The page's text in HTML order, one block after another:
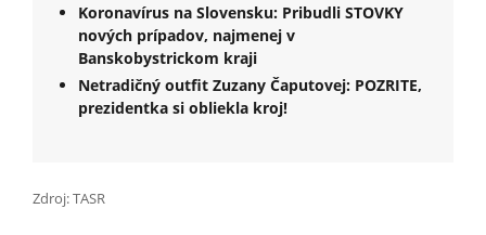
Koronavírus na Slovensku: Pribudli STOVKY
nových prípadov, najmenej v
Banskobystrickom kraji
Netradičný outfit Zuzany Čaputovej: POZRITE,
prezidentka si obliekla kroj!
Zdroj: TASR